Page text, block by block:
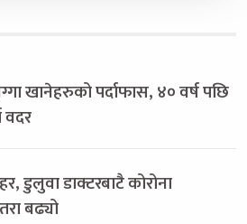
खानेहरुको पर्दाफास, ४० वर्ष पछि
वदर
डुलुवा डाक्टरबाटै कोरोना
बढ्यो